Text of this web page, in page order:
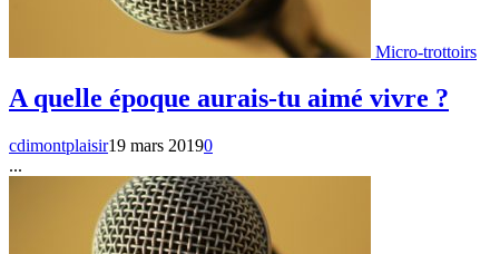
Micro-trottoirs
A quelle époque aurais-tu aimé vivre ?
cdimontplaisir19 mars 20190
...